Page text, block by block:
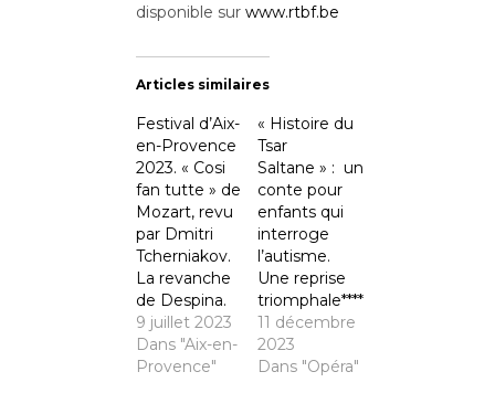
disponible sur www.rtbf.be
Articles similaires
Festival d’Aix-
en-Provence
2023. « Cosi
fan tutte » de
Mozart, revu
par Dmitri
Tcherniakov.
La revanche
de Despina.
9 juillet 2023
Dans "Aix-en-
Provence"
« Histoire du
Tsar
Saltane » : un
conte pour
enfants qui
interroge
l’autisme.
Une reprise
triomphale****
11 décembre
2023
Dans "Opéra"